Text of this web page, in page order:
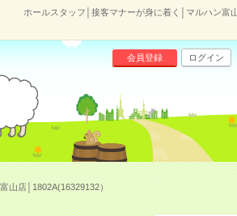
ホールスタッフ│接客マナーが身に着く│マルハン富
会員登録 ログイン
山店│1802A(16329132）